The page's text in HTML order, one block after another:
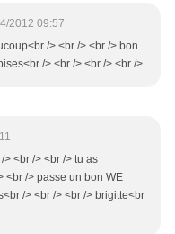
2012 09:57
/> <br /> <br /> bon
/> <br /> <br /> <br />
<br /> <br /> tu as
<br /> passe un bon WE
/> <br /> <br /> brigitte<br